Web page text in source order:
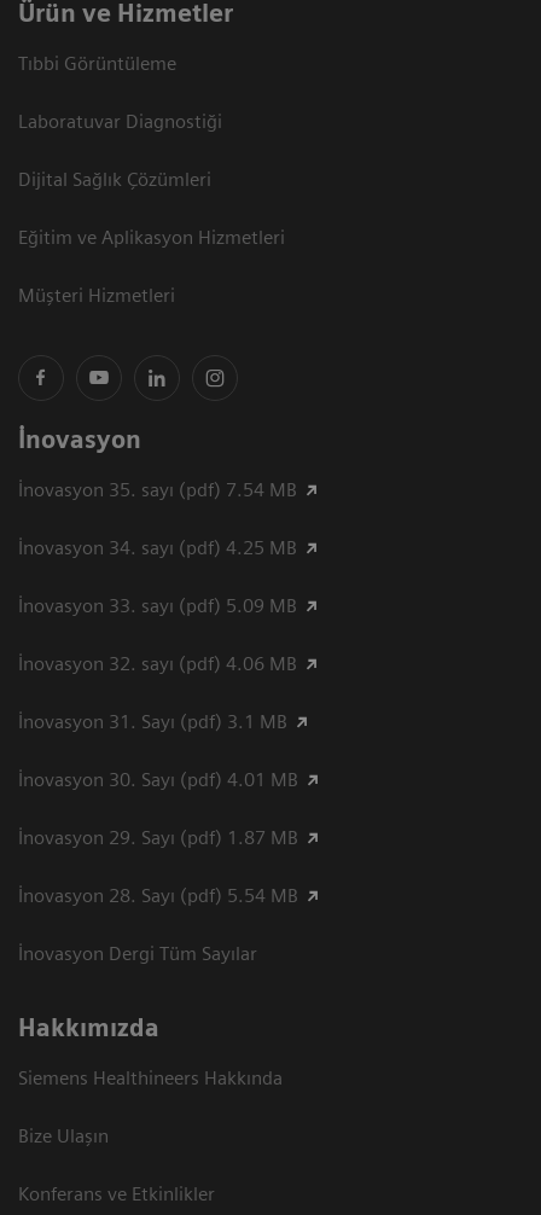
Ürün ve Hizmetler
Tıbbi Görüntüleme
Laboratuvar Diagnostiği
Dijital Sağlık Çözümleri
Eğitim ve Aplikasyon Hizmetleri
Müşteri Hizmetleri
İnovasyon
İnovasyon 35. sayı (pdf) 7.54 MB
İnovasyon 34. sayı (pdf) 4.25 MB
İnovasyon 33. sayı (pdf) 5.09 MB
İnovasyon 32. sayı (pdf) 4.06 MB
İnovasyon 31. Sayı (pdf) 3.1 MB
İnovasyon 30. Sayı (pdf) 4.01 MB
İnovasyon 29. Sayı (pdf) 1.87 MB
İnovasyon 28. Sayı (pdf) 5.54 MB
İnovasyon Dergi Tüm Sayılar
Hakkımızda
Siemens Healthineers Hakkında
Bize Ulaşın
Konferans ve Etkinlikler